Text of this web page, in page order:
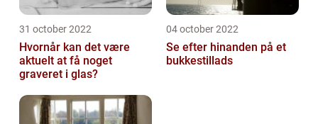
31 october 2022
Hvornår kan det være
aktuelt at få noget
graveret i glas?
04 october 2022
Se efter hinanden på et
bukkestillads